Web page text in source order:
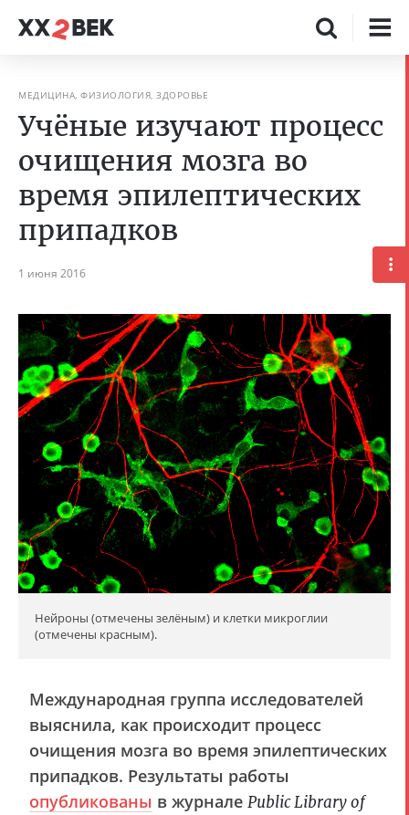
МЕДИЦИНА, ФИЗИОЛОГИЯ, ЗДОРОВЬЕ
Учёные изучают процесс
очищения мозга во
время эпилептических
припадков
1 июня 2016
Нейроны (отмечены зелёным) и клетки микроглии
(отмечены красным).
Международная группа исследователей
выяснила, как происходит процесс
очищения мозга во время эпилептических
припадков. Результаты работы
опубликованы в журнале Public Library of